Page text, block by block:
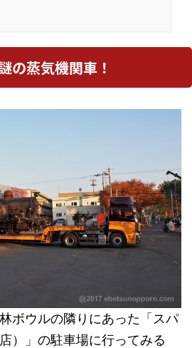
の蒸気機関車！
ボウルの隣りにあった「スパ
）」の駐車場に行ってみる